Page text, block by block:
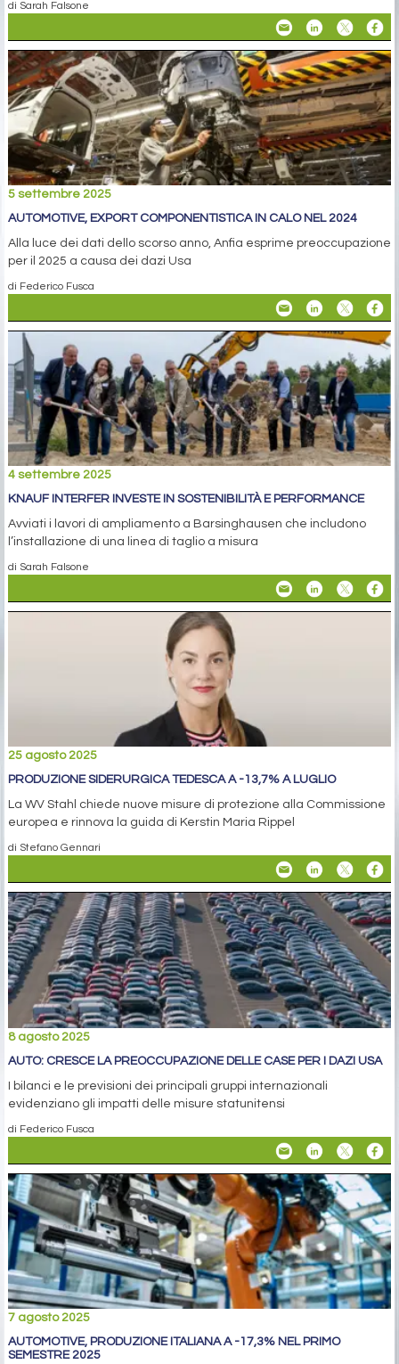
di Sarah Falsone
5 settembre 2025
AUTOMOTIVE, EXPORT COMPONENTISTICA IN CALO NEL 2024
Alla luce dei dati dello scorso anno, Anfia esprime preoccupazione
per il 2025 a causa dei dazi Usa
di Federico Fusca
4 settembre 2025
KNAUF INTERFER INVESTE IN SOSTENIBILITÀ E PERFORMANCE
Avviati i lavori di ampliamento a Barsinghausen che includono
l’installazione di una linea di taglio a misura
di Sarah Falsone
25 agosto 2025
PRODUZIONE SIDERURGICA TEDESCA A -13,7% A LUGLIO
La WV Stahl chiede nuove misure di protezione alla Commissione
europea e rinnova la guida di Kerstin Maria Rippel
di Stefano Gennari
8 agosto 2025
AUTO: CRESCE LA PREOCCUPAZIONE DELLE CASE PER I DAZI USA
I bilanci e le previsioni dei principali gruppi internazionali
evidenziano gli impatti delle misure statunitensi
di Federico Fusca
7 agosto 2025
AUTOMOTIVE, PRODUZIONE ITALIANA A -17,3% NEL PRIMO
SEMESTRE 2025